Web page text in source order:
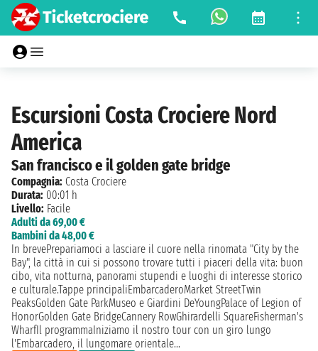
Escursioni Costa Crociere Nord
America
San francisco e il golden gate bridge
Compagnia: Costa Crociere
Durata: 00:01 h
Livello: Facile
Adulti da 69,00 €
Bambini da 48,00 €
In brevePrepariamoci a lasciare il cuore nella rinomata "City by the
Bay", la città in cui si possono trovare tutti i piaceri della vita: buon
cibo, vita notturna, panorami stupendi e luoghi di interesse storico
e culturale.Tappe principaliEmbarcaderoMarket StreetTwin
PeaksGolden Gate ParkMuseo e Giardini DeYoungPalace of Legion of
HonorGolden Gate BridgeCannery RowGhirardelli SquareFisherman's
WharfIl programmaIniziamo il nostro tour con un giro lungo
l'Embarcadero, il lungomare orientale...